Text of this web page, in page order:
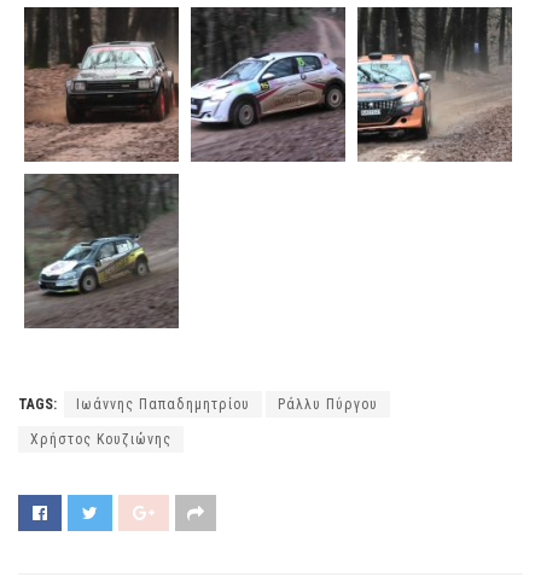
TAGS: Ιωάννης Παπαδημητρίου Ράλλυ Πύργου
Χρήστος Κουζιώνης